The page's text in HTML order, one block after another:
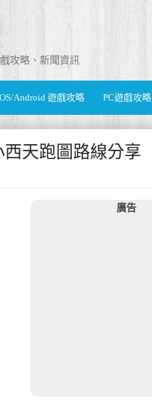
攻略、新聞資訊
Android 遊戲攻略 PC遊戲攻略
天跑圖路線分享
廣告